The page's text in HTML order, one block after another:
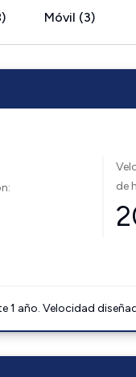
Móvil (3)
de
1 año. Velocidad